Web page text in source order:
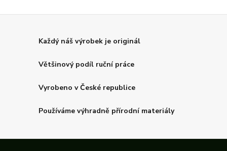
Každý náš výrobek je originál
Většinový podíl ruční práce
Vyrobeno v České republice
Používáme výhradně přírodní materiály